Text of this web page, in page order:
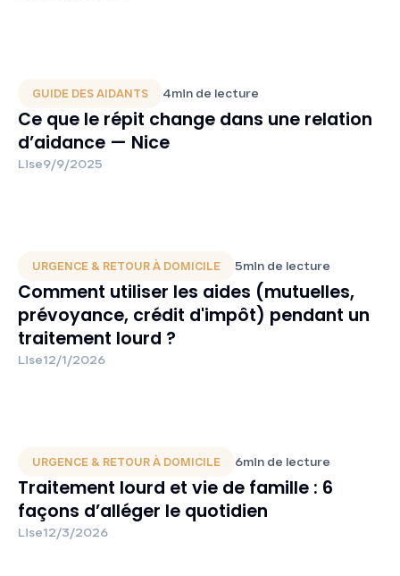
GUIDE DES AIDANTS 4min de lecture
Ce que le répit change dans une relation
d’aidance — Nice
Lise9/9/2025
URGENCE & RETOUR À DOMICILE 5min de lecture
Comment utiliser les aides (mutuelles,
prévoyance, crédit d'impôt) pendant un
traitement lourd ?
Lise12/1/2026
URGENCE & RETOUR À DOMICILE 6min de lecture
Traitement lourd et vie de famille : 6
façons d’alléger le quotidien
Lise12/3/2026